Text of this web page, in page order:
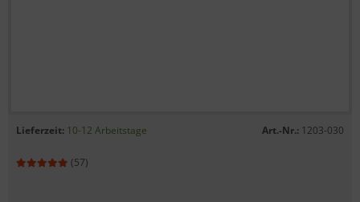
Lieferzeit: 10-12 Arbeitstage Art.-Nr.: 1203-030
(57)